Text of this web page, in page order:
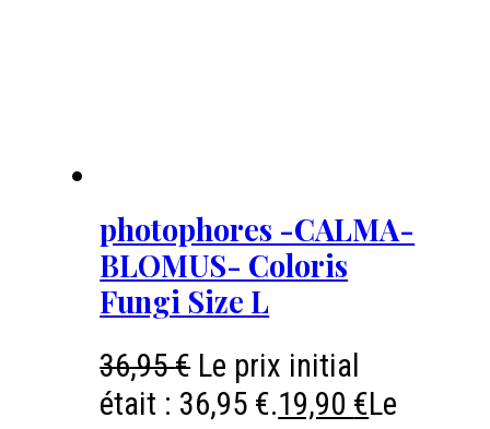
photophores -CALMA-
BLOMUS- Coloris
Fungi Size L
36,95€ Le prix initial
était : 36,95 €.19,90 €Le